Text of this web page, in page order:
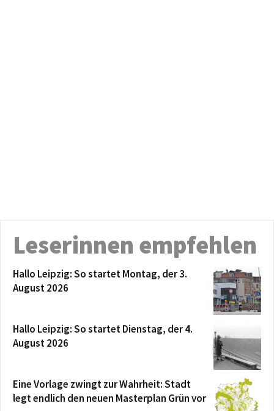
Leserinnen empfehlen
Hallo Leipzig: So startet Montag, der 3.
August 2026
Hallo Leipzig: So startet Dienstag, der 4.
August 2026
Eine Vorlage zwingt zur Wahrheit: Stadt
legt endlich den neuen Masterplan Grün vor